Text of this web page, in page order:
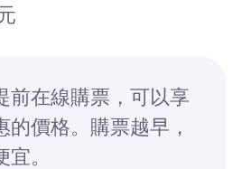
前在線購票，可以享
的價格。購票越早，
。